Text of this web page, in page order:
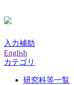
入力補助
English
カテゴリ
研究科等一覧